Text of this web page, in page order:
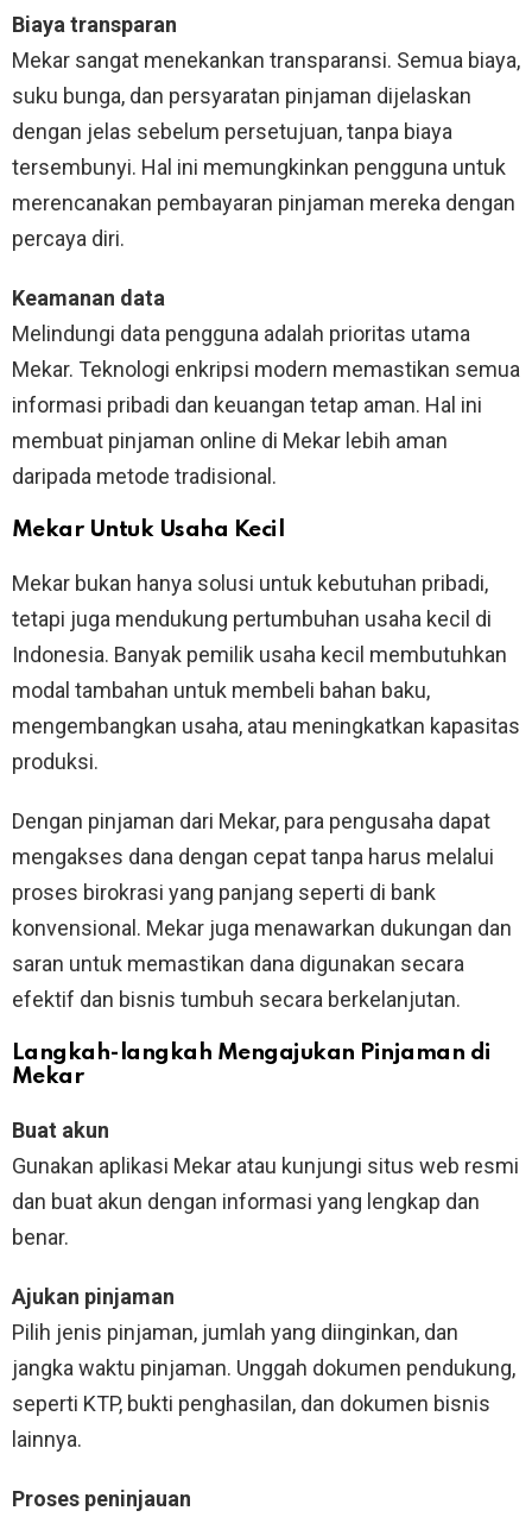
Biaya transparan
Mekar sangat menekankan transparansi. Semua biaya,
suku bunga, dan persyaratan pinjaman dijelaskan
dengan jelas sebelum persetujuan, tanpa biaya
tersembunyi. Hal ini memungkinkan pengguna untuk
merencanakan pembayaran pinjaman mereka dengan
percaya diri.
Keamanan data
Melindungi data pengguna adalah prioritas utama
Mekar. Teknologi enkripsi modern memastikan semua
informasi pribadi dan keuangan tetap aman. Hal ini
membuat pinjaman online di Mekar lebih aman
daripada metode tradisional.
Mekar Untuk Usaha Kecil
Mekar bukan hanya solusi untuk kebutuhan pribadi,
tetapi juga mendukung pertumbuhan usaha kecil di
Indonesia. Banyak pemilik usaha kecil membutuhkan
modal tambahan untuk membeli bahan baku,
mengembangkan usaha, atau meningkatkan kapasitas
produksi.
Dengan pinjaman dari Mekar, para pengusaha dapat
mengakses dana dengan cepat tanpa harus melalui
proses birokrasi yang panjang seperti di bank
konvensional. Mekar juga menawarkan dukungan dan
saran untuk memastikan dana digunakan secara
efektif dan bisnis tumbuh secara berkelanjutan.
Langkah-langkah Mengajukan Pinjaman di
Mekar
Buat akun
Gunakan aplikasi Mekar atau kunjungi situs web resmi
dan buat akun dengan informasi yang lengkap dan
benar.
Ajukan pinjaman
Pilih jenis pinjaman, jumlah yang diinginkan, dan
jangka waktu pinjaman. Unggah dokumen pendukung,
seperti KTP, bukti penghasilan, dan dokumen bisnis
lainnya.
Proses peninjauan